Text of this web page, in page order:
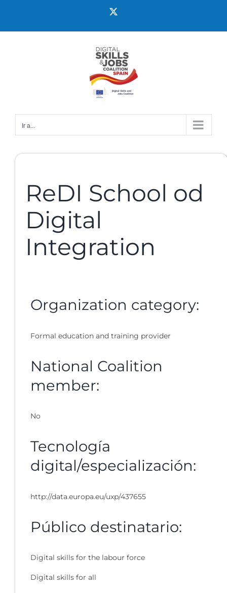
Ir a...
ReDI School od
Digital
Integration
Organization category:
Formal education and training provider
National Coalition
member:
No
Tecnología
digital/especialización:
http://data.europa.eu/uxp/437655
Público destinatario:
Digital skills for the labour force
Digital skills for all